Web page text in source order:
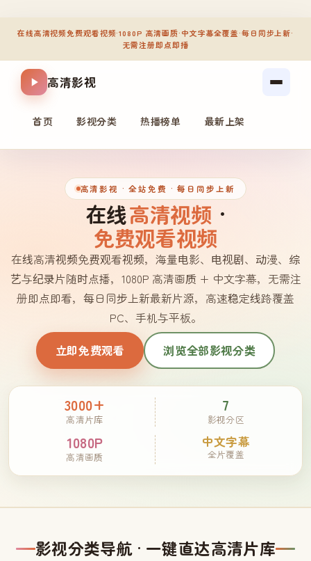
在线高清视频免费观看视频·1080P 高清画质·中文字幕全覆盖·每日同步上新·
无需注册即点即播
高清影视
首页 影视分类 热播榜单 最新上架
高清影视 · 全站免费 · 每日同步上新
在线高清视频 ·
免费观看视频
在线高清视频免费观看视频，海量电影、电视剧、动漫、综
艺与纪录片随时点播，1080P 高清画质 + 中文字幕，无需注
册即点即看，每日同步上新最新片源，高速稳定线路覆盖
PC、手机与平板。
立即免费观看 浏览全部影视分类
3000+
高清片库
7
影视分区
1080P
高清画质
中文字幕
全片覆盖
影视分类导航 · 一键直达高清片库